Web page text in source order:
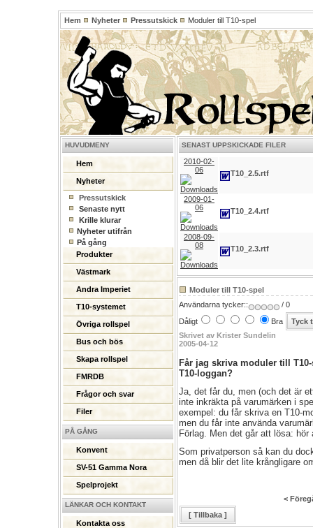
Hem Nyheter Pressutskick Moduler till T10-spel
HUVUDMENY
Hem
Nyheter
Pressutskick
Senaste nytt
Krille klurar
Nyheter utifrån
På gång
Produkter
Västmark
Andra Imperiet
T10-systemet
Övriga rollspel
Bus och bös
Skapa rollspel
FMRDB
Frågor och svar
Filer
PÅ GÅNG
Konvent
SV-51 Gamma Nora
Spelprojekt
LÄNKAR OCH KONTAKT
Kontakta oss
SENAST UPPSKICKADE FILER
2010-02-
06
T10_2.5.rtf
2009-01-
06
T10_2.4.rtf
2008-09-
08
T10_2.3.rtf
Moduler till T10-spel
Användarna tycker::
/ 0
Dåligt
Bra
Skrivet av Krister Sundelin
2005-04-12
Får jag skriva moduler till
T10-loggan?
Ja, det får du, men (och det är
inte inkräkta på varumärken i
exempel: du får skriva en T10-
men du får inte använda
Förlag. Men det går att lösa:
Som privatperson så kan du
men då blir det lite krångligare
<
[ Tillbaka ]